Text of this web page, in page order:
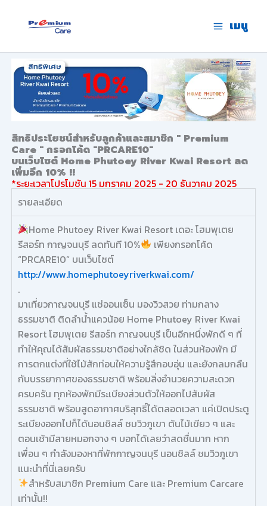
เมนู
สิทธิประโยชน์สำหรับลูกค้าและสมาชิก " Premium
Care " กรอกโค้ด "PRCARE10"
บนเว็บไซต์ Home Phutoey River Kwai Resort ลด
เพิ่มอีก 10% !!
*ระยะเวลาโปรโมชัน 15 มกราคม 2025 - 20 ธันวาคม 2025
รายละเอียด
Home Phutoey River Kwai Resort เดอะ โฮมพุเตย
รีสอร์ท กาญจนบุรี ลดทันที 10%
เพียงกรอกโค้ด
“PRCARE10” บนเว็บไซต์
http://www.homephutoeyriverkwai.com/
.
มาเที่ยวกาญจนบุรี แช่ออนเซ็น มองวิวสวย ท่ามกลาง
ธรรมชาติ ติดลำน้ำแควน้อย Home Phutoey River Kwai
Resort โฮมพุเตย รีสอร์ท กาญจนบุรี เป็นอีกหนึ่งพักดี ๆ ที่
ทำให้คุณได้สัมผัสธรรมชาติอย่างใกล้ชิด ในส่วนห้องพัก มี
การตกแต่งที่ใช้ไม้สักท่อนให้ความรู้สึกอบอุ่น และยังกลมกลืน
กับบรรยากาศของธรรมชาติ พร้อมสิ่งอำนวยความสะดวก
ครบครัน ทุกห้องพักมีระเบียงส่วนตัวให้ออกไปสัมผัส
ธรรมชาติ พร้อมสูดอากาศบริสุทธิ์ได้ตลอดเวลา แค่เปิดประตู
ระเบียงออกไปก็ได้นอนชิลล์ ชมวิวภูเขา ต้นไม้เขียว ๆ และ
ตอนเช้ามีสายหมอกจาง ๆ บอกได้เลยว่าสดชื่นมาก หาก
เพื่อน ๆ กำลังมองหาที่พักกาญจนบุรี นอนชิลล์ ชมวิวภูเขา
แนะนำที่นี่เลยครับ
สำหรับสมาชิก Premium Care และ Premium Carcare
เท่านั้น!!